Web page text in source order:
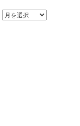
Archives